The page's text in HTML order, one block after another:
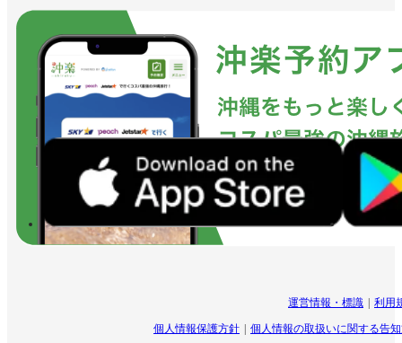
運営情報・標識 利用
個人情報保護方針 個人情報の取扱いに関する告